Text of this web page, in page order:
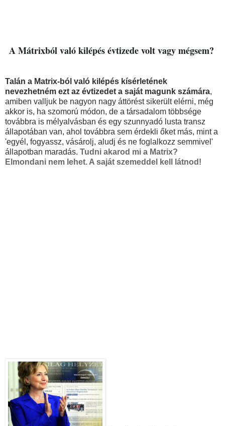
A Mátrixból való kilépés évtizede volt vagy mégsem?
Talán a Matrix-ból való kilépés kísérletének
nevezhetném ezt az évtizedet a saját magunk számára,
amiben valljuk be nagyon nagy áttörést sikerült elérni, még
akkor is, ha szomorú módon, de a társadalom többsége
továbbra is mélyalvásban és egy szunnyadó lusta transz
állapotában van, ahol továbbra sem érdekli őket más, mint a
'egyél, fogyassz, vásárolj, aludj és ne foglalkozz semmivel'
állapotban maradás. Tudni akarod mi a Matrix?
Elmondani nem lehet. A saját szemeddel kell látnod!